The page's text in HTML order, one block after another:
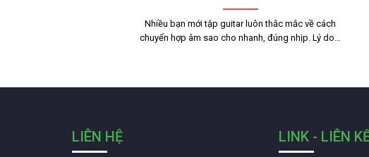
Nhiều bạn mới tập guitar luôn thắc mắc về cách
chuyển hợp âm sao cho nhanh, đúng nhịp. Lý do…
LIÊN HỆ LINK - LIÊN